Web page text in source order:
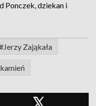
Ponczek, dziekan i
Zająkała